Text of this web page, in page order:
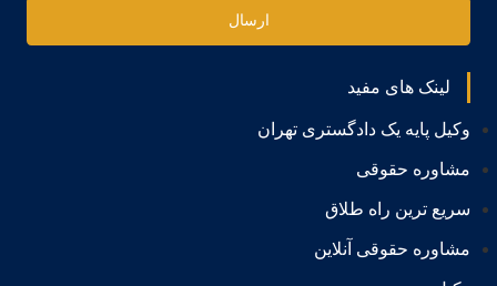
ارسال
لینک های مفید
وکیل پایه یک دادگستری تهران
مشاوره حقوقی
سریع ترین راه طلاق
مشاوره حقوقی آنلاین